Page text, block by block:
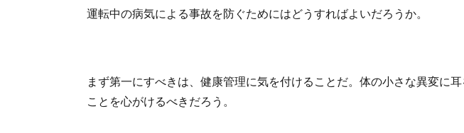
運転中の病気による事故を防ぐためにはどうすればよいだろうか。
まず第一にすべきは、健康管理に気を付けることだ。体の小さな異変に
ことを心がけるべきだろう。